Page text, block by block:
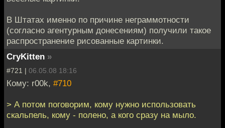
В Штатах именно по причине неграммотности
(согласно агентурным донесениям) получили такое
распространение рисованные картинки.
CryKitten »
#721 | 06.05.08 18:16
Кому: r00k, #710
> А потом поговорим, кому нужно использовать
скальпель, кому - полено, а кого сразу на мыло.